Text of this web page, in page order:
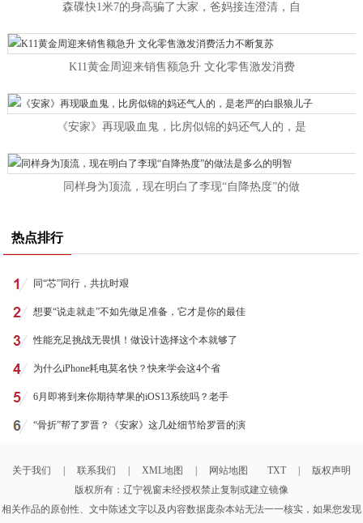
森碟快1米7的身高骗了大家，爸妈接连澄清，自
K11黄金周迎来销售额急升 文化零售激发消费
《安家》再现吸血鬼，比房似锦的妈还气人的，是
同样身为顶流，现在明白了李现“自降热度”的做
热点排行
同“芯”同行，共抗时艰
想要“说走就走”不如先做足准备，它才是你的最佳
性能充足挑战无畏惧！做设计选择这个本就够了
为什么iPhone耗电莫名快？快来学会这4个省
6月即将到来你期待苹果的iOS13系统吗？老手
“骨折”帮了罗晋？《安家》这几处细节给罗晋的演
关于我们 联系我们 XML地图 网站地图 TXT
版权声明
版权所有：辽宁视窗未经授权禁止复制或建立镜像
相关作品的原创性、文中陈述文字以及内容数据庞杂本站无法一一核实，如果您发现